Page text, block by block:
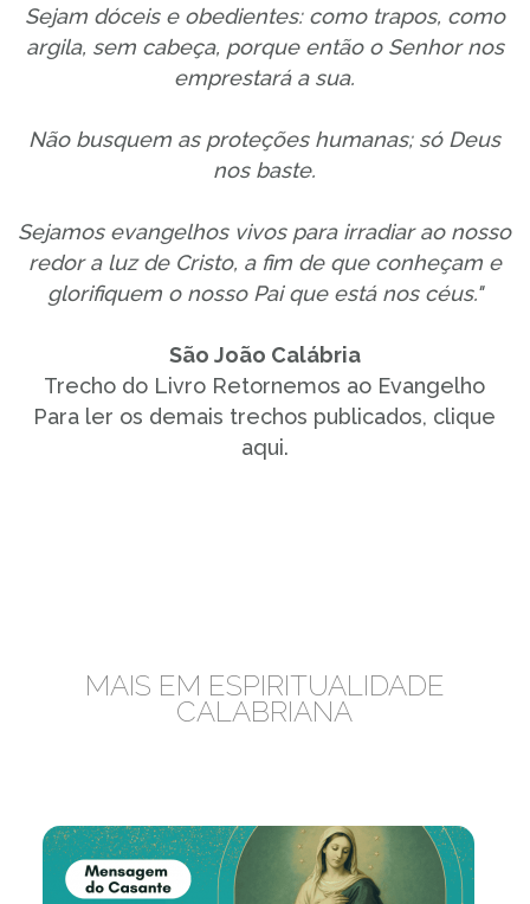
Sejam dóceis e obedientes: como trapos, como
argila, sem cabeça, porque então o Senhor nos
emprestará a sua.
Não busquem as proteções humanas; só Deus
nos baste.
Sejamos evangelhos vivos para irradiar ao nosso
redor a luz de Cristo, a fim de que conheçam e
glorifiquem o nosso Pai que está nos céus."
São João Calábria
Trecho do Livro Retornemos ao Evangelho
Para ler os demais trechos publicados, clique
aqui.
MAIS EM ESPIRITUALIDADE
CALABRIANA